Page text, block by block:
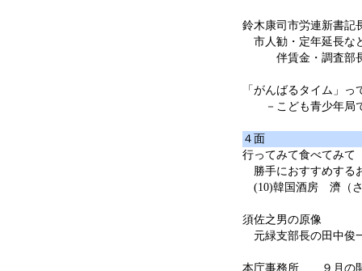
鈴木康司市労連新書記
市人勧・定年延長な
伴賃金・調査部長
「がんばるタイム」
－こども青少年局
４面
行ってみて食べてみて
勝手におすすめする
(10)韓国酒房 濟（
須佐之男の原像
元緑支部長の田中俊
本庁事務所 ９月の